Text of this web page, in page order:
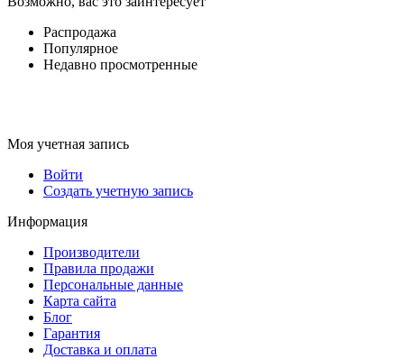
Распродажа
Популярное
Недавно просмотренные
Моя учетная запись
Войти
Создать учетную запись
Информация
Производители
Правила продажи
Персональные данные
Карта сайта
Блог
Гарантия
Доставка и оплата